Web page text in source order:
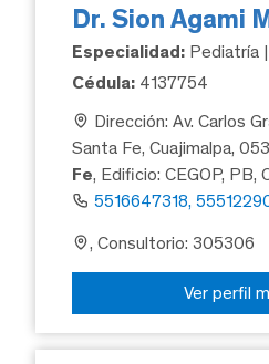
Dr. Sion Agami
Especialidad: Pediatría
Cédula: 4137754
Dirección: Av. Carlos
Santa Fe, Cuajimalpa,
Fe, Edificio: CEGOP, PB,
5516647318,
, Consultorio: 305306
Ver perfil